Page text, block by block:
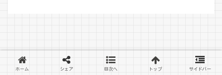
ホーム シェア 目次へ トップ サイドバー